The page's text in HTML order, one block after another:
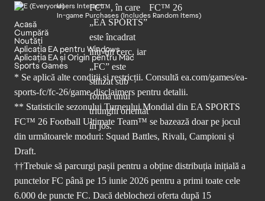
Users Interact
In-game Purchases (Includes Random Items)
Acasă
Cumpără
Noutăți
Aplicația EA pentru Windows
Aplicația EA și Origin pentru Mac
Sports Games
* Se aplică alte condiții și restricții. Consultă ea.com/games/ea-
sports-fc/fc-26/game-disclaimers pentru detalii.
** Statisticile sezonului Turneului Mondial din EA SPORTS
FC™ 26 Football Ultimate Team™ se bazează doar pe jocul
din următoarele moduri: Squad Battles, Rivali, Campioni și
Draft.
††Trebuie să parcurgi pașii pentru a obține distribuția inițială a
punctelor FC până pe 15 iunie 2026 pentru a primi toate cele
6.000 de puncte FC. Dacă deblochezi oferta după 15